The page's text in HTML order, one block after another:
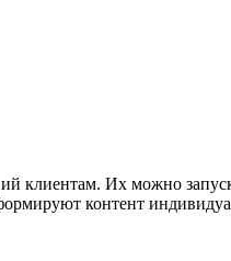
клиентам. Их можно
контент